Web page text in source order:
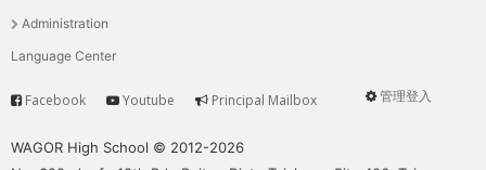
單Administration
Language Center
User
管理登入
Service
Facebook Youtube Principal Mailbox
WAGOR High School © 2012-2026